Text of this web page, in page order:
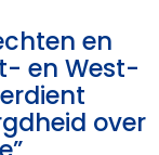
en
en West-
over